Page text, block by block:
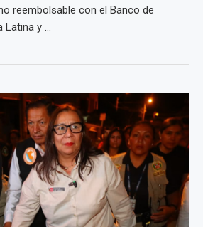
reembolsable con el Banco de
Latina y ...